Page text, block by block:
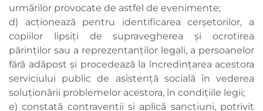
urmărilor provocate de astfel de evenimente;
d) acţionează pentru identificarea cerşetorilor, a
copiilor lipsiţi de supravegherea şi ocrotirea
părinţilor sau a reprezentanţilor legali, a persoanelor
fără adăpost şi procedează la încredinţarea acestora
serviciului public de asistenţă socială în vederea
soluţionării problemelor acestora, în condiţiile legii;
e) constată contravenţii şi aplică sancţiuni, potrivit